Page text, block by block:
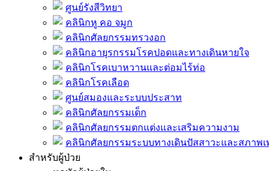
ศูนย์รังสีวิทยา
คลินิกหู คอ จมูก
คลินิกศัลยกรรมทรวงอก
คลินิกอายุรกรรมโรคปอดและทางเดินหายใจ
คลินิกโรคเบาหวานและต่อมไร้ท่อ
คลินิกโรคเลือด
ศูนย์สมองและระบบประสาท
คลินิกศัลยกรรมเด็ก
คลินิกศัลยกรรมตกแต่งและเสริมความงาม
คลินิกศัลยกรรมระบบทางเดินปัสสาวะและสภาพเ
สำหรับผู้ป่วย